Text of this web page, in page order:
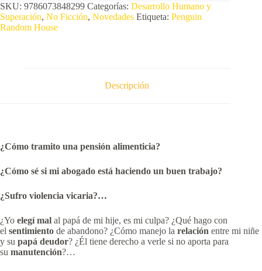
SKU: 9786073848299 Categorías: Desarrollo Humano y
Superación, No Ficción, Novedades Etiqueta: Penguin
Random House
Descripción
¿Cómo tramito una pensión alimenticia?
¿Cómo sé si mi abogado está haciendo un buen trabajo?
¿Sufro violencia vicaria?…
¿Yo elegí mal al papá de mi hije, es mi culpa? ¿Qué hago con
el sentimiento de abandono? ¿Cómo manejo la relación entre mi niñe
y su papá deudor? ¿Él tiene derecho a verle si no aporta para
su manutención?…